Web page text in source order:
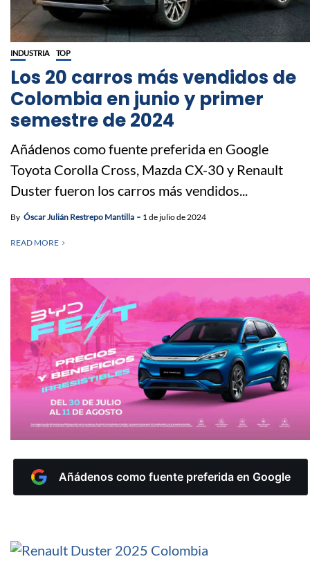
INDUSTRIA TOP
Los 20 carros más vendidos de
Colombia en junio y primer
semestre de 2024
Añádenos como fuente preferida en Google
Toyota Corolla Cross, Mazda CX-30 y Renault
Duster fueron los carros más vendidos...
By Óscar Julián Restrepo Mantilla 1 de julio de 2024
READ MORE
Añádenos como fuente preferida en Google